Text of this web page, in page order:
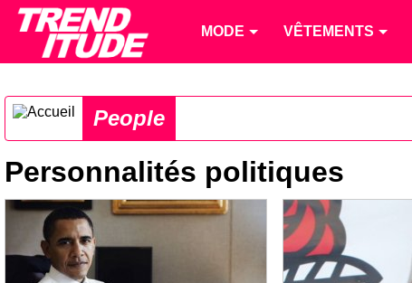
MODE VÊTEMENTS
People
Personnalités politiques